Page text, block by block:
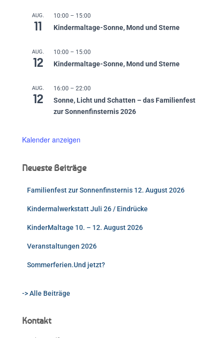
AUG.
11
10:00 – 15:00
Kindermaltage-Sonne, Mond und Sterne
AUG.
12
10:00 – 15:00
Kindermaltage-Sonne, Mond und Sterne
AUG.
12
16:00 – 22:00
Sonne, Licht und Schatten – das Familienfest
zur Sonnenfinsternis 2026
Kalender anzeigen
Neueste Beiträge
Familienfest zur Sonnenfinsternis 12. August 2026
Kindermalwerkstatt Juli 26 / Eindrücke
KinderMaltage 10. – 12. August 2026
Veranstaltungen 2026
Sommerferien.Und jetzt?
-> Alle Beiträge
Kontakt